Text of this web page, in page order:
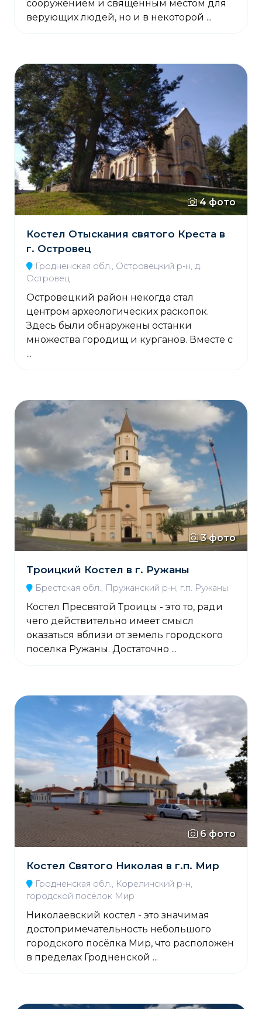
сооружением и священным местом для
верующих людей, но и в некоторой ...
4 фото
Костел Отыскания святого Креста в
г. Островец
Гродненская обл., Островецкий р-н, д.
Островец
Островецкий район некогда стал
центром археологических раскопок.
Здесь были обнаружены останки
множества городищ и курганов. Вместе с
...
3 фото
Троицкий Костел в г. Ружаны
Брестская обл., Пружанский р-н, г.п. Ружаны
Костел Пресвятой Троицы - это то, ради
чего действительно имеет смысл
оказаться вблизи от земель городского
поселка Ружаны. Достаточно ...
6 фото
Костел Святого Николая в г.п. Мир
Гродненская обл., Кореличский р-н,
городской посёлок Мир
Николаевский костел - это значимая
достопримечательность небольшого
городского посёлка Мир, что расположен
в пределах Гродненской ...